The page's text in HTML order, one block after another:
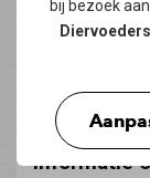
bij bezoek
niet altijd
écht bij
kom je al
Informatie